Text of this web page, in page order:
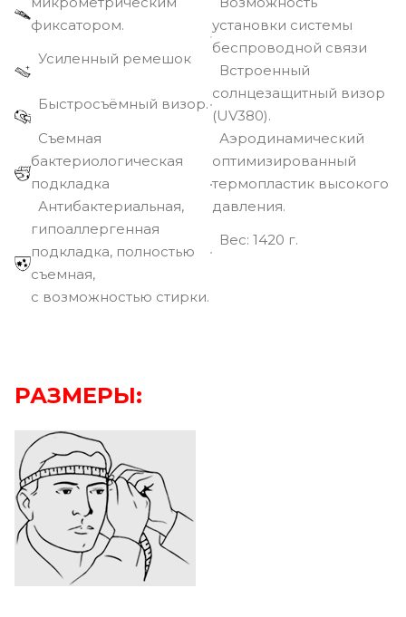
фиксатором.
Усиленный ремешок
Быстросъёмный визор.
Съемная
бактериологическая
подкладка
Антибактериальная,
гипоаллергенная
подкладка, полностью
съемная,
с возможностью стирки.
установки системы
беспроводной связи
Встроенный
солнцезащитный визор
(UV380).
Аэродинамический
оптимизированный
термопластик высокого
давления.
Вec: 1420 г.
РАЗМЕРЫ: